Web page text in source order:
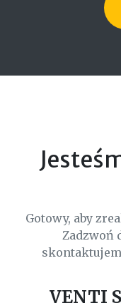
Gotowy, aby
Zadzwoń
VENTI